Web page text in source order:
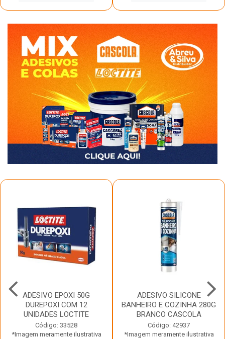
ADESIVO EPOXI 50G
DUREPOXI COM 12
UNIDADES LOCTITE
Código: 33528
*Imagem meramente ilustrativa
ADESIVO SILICONE
BANHEIRO E COZINHA 280G
BRANCO CASCOLA
Código: 42937
*Imagem meramente ilustrativa